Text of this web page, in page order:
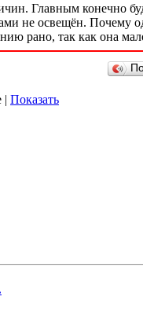
Главным конечно
не освещён.
рано, так как она
| Показать